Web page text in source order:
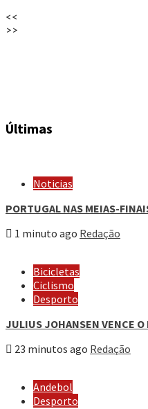
<<
>>
Últimas
Noticias
PORTUGAL NAS MEIAS-
1 minuto ago Redação
Bicicletas
Ciclismo
Desporto
JULIUS JOHANSEN VENCE O
23 minutos ago Redação
Andebol
Desporto